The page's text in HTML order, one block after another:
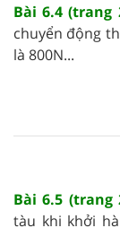
Bài 6.4 (trang
chuyển động
là 800N...
Bài 6.5 (trang
tàu khi khởi